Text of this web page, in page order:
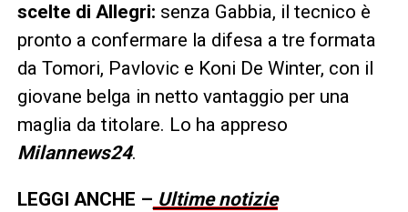
scelte di Allegri: senza Gabbia, il tecnico è
pronto a confermare la difesa a tre formata
da Tomori, Pavlovic e Koni De Winter, con il
giovane belga in netto vantaggio per una
maglia da titolare. Lo ha appreso
Milannews24.
LEGGI ANCHE – Ultime notizie